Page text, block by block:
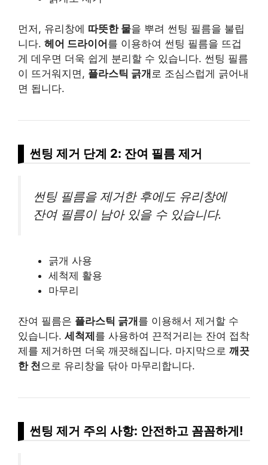
먼저, 유리창에 따뜻한 물을 뿌려 썬팅 필름을 불립
니다. 헤어 드라이어를 이용하여 썬팅 필름을 뜨겁
게 데우면 더욱 쉽게 분리할 수 있습니다. 썬팅 필름
이 뜨거워지면, 플라스틱 긁개 로 조심스럽게 긁어내
면 됩니다.
썬팅 제거 단계 2: 잔여 필름 제거
썬팅 필름을 제거한 후에도 유리창에
잔여 필름이 남아 있을 수 있습니다.
긁개 사용
세척제 활용
마무리
잔여 필름은 플라스틱 긁개를 이용해서 제거할 수
있습니다. 세척제를 사용하여 끈적거리는 잔여 접착
제를 제거하면 더욱 깨끗해집니다. 마지막으로 깨끗
한 천 으로 유리창을 닦아 마무리합니다.
썬팅 제거 주의 사항: 안전하고 꼼꼼하게!